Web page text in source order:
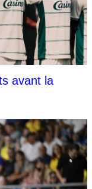
avant la